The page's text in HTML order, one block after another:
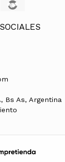
Bs As, Argentina